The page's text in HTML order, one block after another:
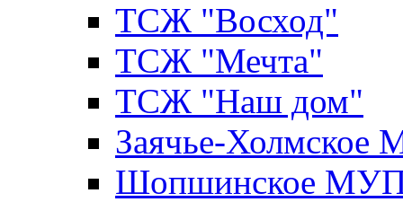
ТСЖ "Восход"
ТСЖ "Мечта"
ТСЖ "Наш дом"
Заячье-
Шопшинское